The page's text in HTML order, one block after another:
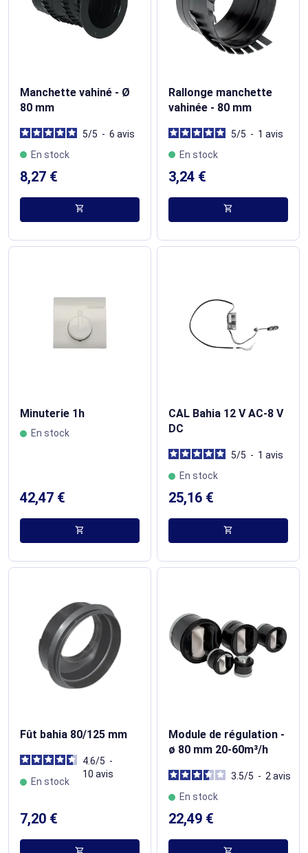
Manchette vahiné - Ø
80 mm
5/5 - 6 avis
En stock
8,27 €
shopping_cart
Rallonge manchette
vahinée - 80 mm
5/5 - 1 avis
En stock
3,24 €
shopping_cart
Minuterie 1h
En stock
42,47 €
shopping_cart
CAL Bahia 12 V AC-8 V
DC
5/5 - 1 avis
En stock
25,16 €
shopping_cart
Fût bahia 80/125 mm
4.6/5 -
10 avis
En stock
7,20 €
shopping_cart
Module de régulation -
ø 80 mm 20-60m³/h
3.5/5 - 2avis
En stock
22,49 €
shopping_cart